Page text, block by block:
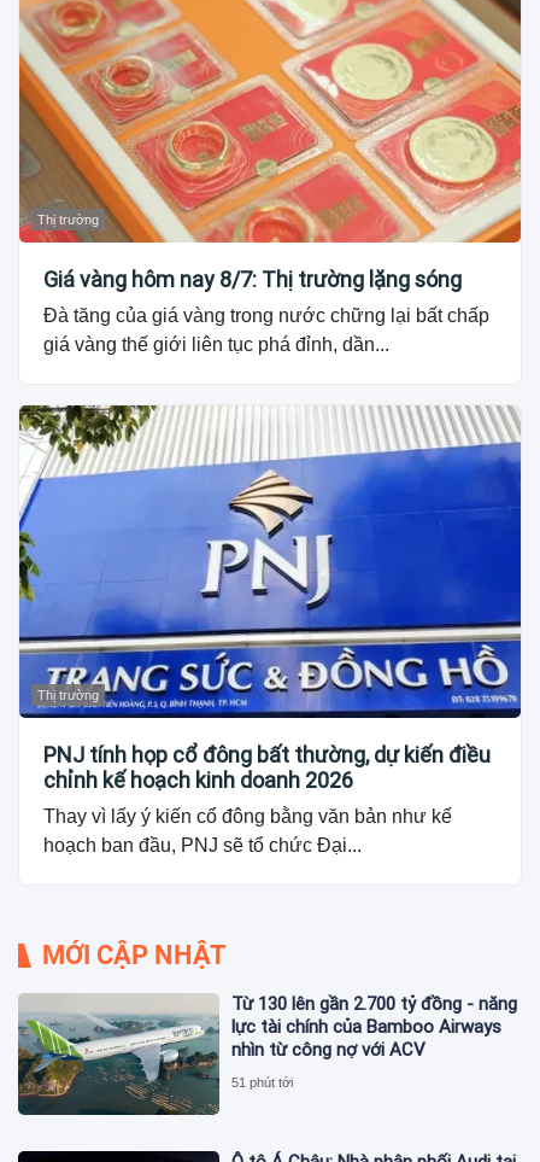
Thị trường
Giá vàng hôm nay 8/7: Thị trường lặng sóng
Đà tăng của giá vàng trong nước chững lại bất chấp
giá vàng thế giới liên tục phá đỉnh, dần...
Thị trường
PNJ tính họp cổ đông bất thường, dự kiến điều
chỉnh kế hoạch kinh doanh 2026
Thay vì lấy ý kiến cổ đông bằng văn bản như kế
hoạch ban đầu, PNJ sẽ tổ chức Đại...
MỚI CẬP NHẬT
Từ 130 lên gần 2.700 tỷ đồng - năng
lực tài chính của Bamboo Airways
nhìn từ công nợ với ACV
51 phút tới